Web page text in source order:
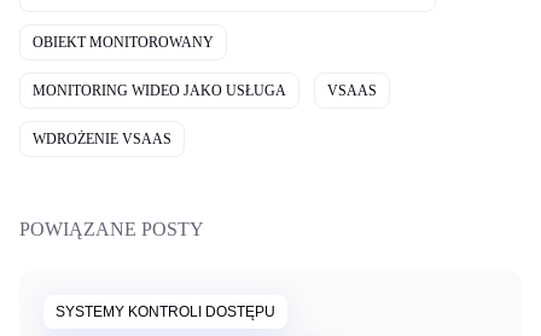
OBIEKT MONITOROWANY
MONITORING WIDEO JAKO USŁUGA VSAAS
WDROŻENIE VSAAS
POWIĄZANE POSTY
SYSTEMY KONTROLI DOSTĘPU